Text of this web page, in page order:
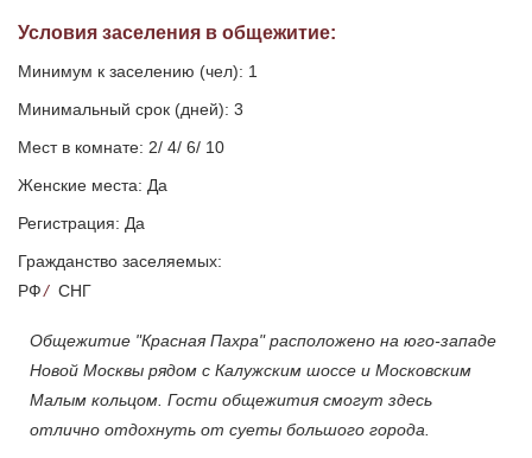
Условия заселения в общежитие:
Минимум к заселению (чел): 1
Минимальный срок (дней): 3
Мест в комнате: 2/ 4/ 6/ 10
Женские места: Да
Регистрация: Да
Гражданство заселяемых:
РФ/ СНГ
Общежитие "Красная Пахра" расположено на юго-западе
Новой Москвы рядом с Калужским шоссе и Московским
Малым кольцом. Гости общежития смогут здесь
отлично отдохнуть от суеты большого города.